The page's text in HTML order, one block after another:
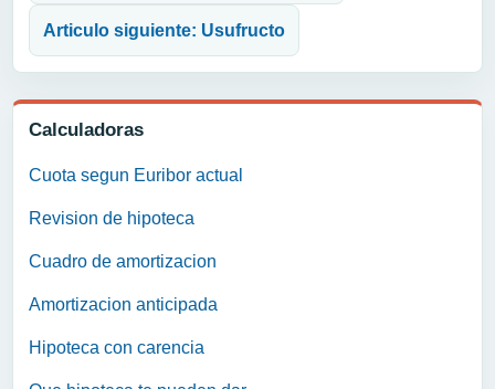
Calculadoras
Cuota segun Euribor actual
Revision de hipoteca
Cuadro de amortizacion
Amortizacion anticipada
Hipoteca con carencia
Articulo siguiente: Usufructo